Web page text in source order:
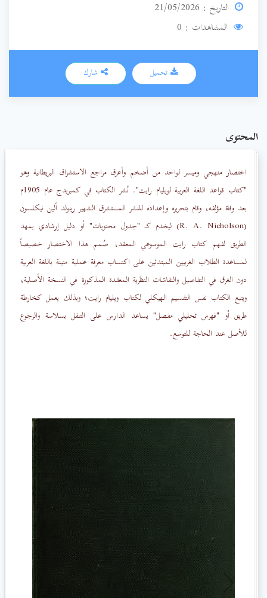
التاريخ : 21/05/2026
المشاهدات : 0
تحميل
المحتوى
اختصار منهجي وميسر لواحد من أضخم وأعرق مراجع الاستشراق البريطانية وهو
"كتاب قواعد اللغة العربية لويليام رايت". نُشر الكتاب في كمبريدج عام 1905م
بعد وفاة مؤلفه، وقام بتحريره وإعداده للنشر المستشرق الشهير رينولد ألين نيكلسون
(R. A. Nicholson) ليخدم كـ "جدول محتويات" أو دليل إرشادي يمهد
الطريق لفهم كتاب رايت الموسوعي المعقد، صُمم هذا الاختصار خصيصاً
لمساعدة الطلاب الغربيين المبتدئين على اكتساب معرفة عملية متينة باللغة العربية
دون الغرق في التفاصيل والنقاشات النظرية المعقدة المذكورة في النسخة الأصلية،
ويتبع الكتاب نفس التقسيم الهيكلي لكتاب ويليام رايت؛ وبذلك يعمل كخارطة
طريق أو "فهرس تحليلي مفصل" يساعد الدارس على التنقل بسلاسة والرجوع
للأصل عند الحاجة للتوسع.